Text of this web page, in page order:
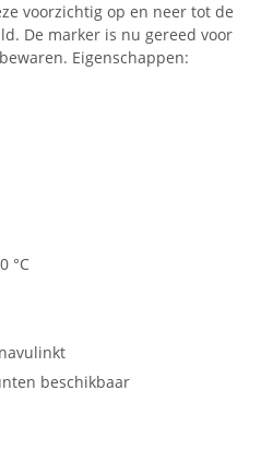
voorzichtig op en neer tot de
De marker is nu gereed voor
Eigenschappen:
°C
beschikbaar